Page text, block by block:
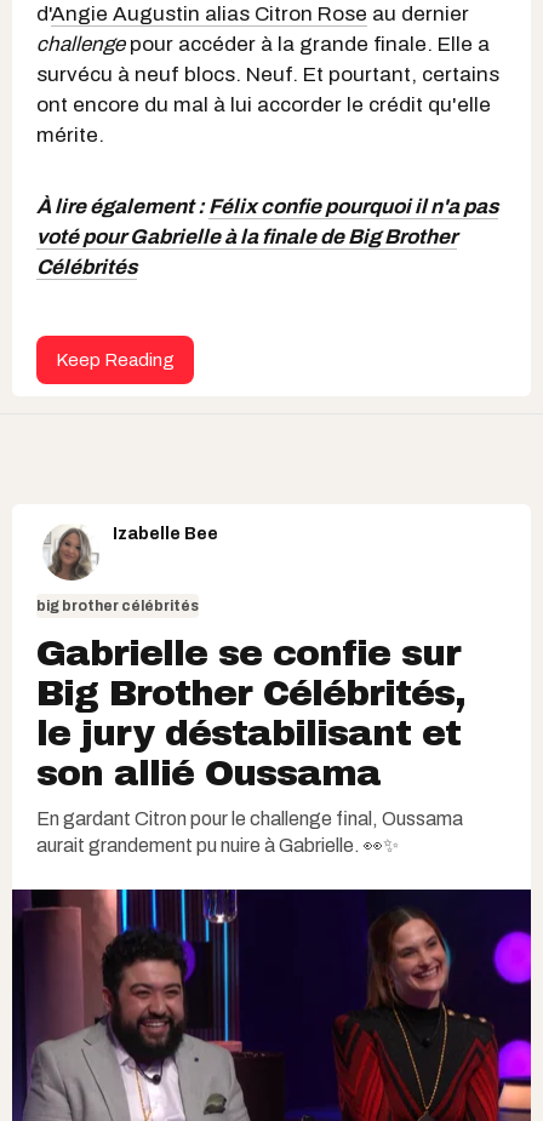
d'Angie Augustin alias Citron Rose au dernier
challengepour accéder à la grande finale. Elle a
survécu à neuf blocs. Neuf. Et pourtant, certains
ont encore du mal à lui accorder le crédit qu'elle
mérite.
À lire également :Félix confie pourquoi il n'a pas
voté pour Gabrielle à la finale de Big Brother
Célébrités
Keep Reading
Izabelle Bee
big brother célébrités
Gabrielle se confie sur
Big Brother Célébrités,
le jury déstabilisant et
son allié Oussama
En gardant Citron pour le challenge final, Oussama
aurait grandement pu nuire à Gabrielle. 👀✨